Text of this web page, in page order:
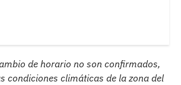
de horario no son confirmados,
condiciones climáticas de la zona del